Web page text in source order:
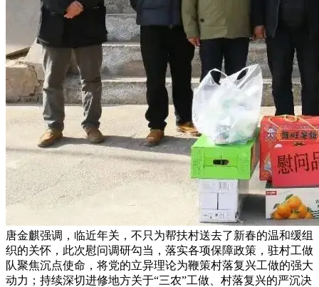
唐金麒强调，临近年关，不只为帮扶村送去了新春的温和缓组
织的关怀，此次慰问调研勾当，落实各项保障政策，驻村工做
队聚焦沉点使命，将党的立异理论为鞭策村落复兴工做的强大
动力；持续深切进修地方关于“三农”工做、村落复兴的严沉决